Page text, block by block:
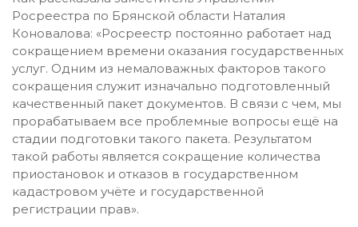
Росреестра по Брянской области Наталия
Коновалова: «Росреестр постоянно работает над
сокращением времени оказания государственных
услуг. Одним из немаловажных факторов такого
сокращения служит изначально подготовленный
качественный пакет документов. В связи с чем, мы
прорабатываем все проблемные вопросы ещё на
стадии подготовки такого пакета. Результатом
такой работы является сокращение количества
приостановок и отказов в государственном
кадастровом учёте и государственной
регистрации прав».